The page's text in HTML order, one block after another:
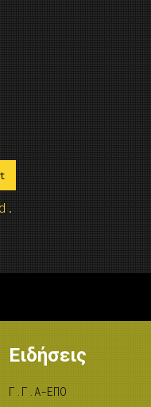
Ειδήσεις
Γ.Γ.Α-ΕΠΟ